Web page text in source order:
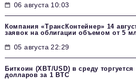
06 августа 10:03
Компания «ТрансКонтейнер» 14
заявок на облигации объемом от 5
05 августа 22:29
Биткоин (XBT/USD) в среду
долларов за 1 BTC